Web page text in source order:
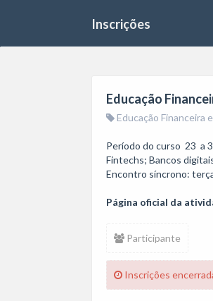
Inscrições
Educação
Educação Financeira
Período do curso  23  a
Fintechs; Bancos
Encontro síncrono:
Página oficial da
Participante
Inscrições